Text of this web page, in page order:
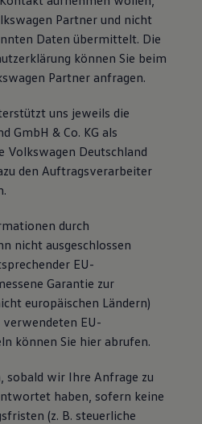
ab Werk
Partner und nicht
Daten übermittelt. Die
können Sie beim
Partner anfragen.
uns jeweils die
GmbH & Co. KG als
Volkswagen Deutschland
den Auftragsverarbeiter
durch
nicht ausgeschlossen
EU-
Garantie zur
europäischen Ländern)
verwendeten EU-
können Sie hier abrufen.
sobald wir Ihre Anfrage zu
haben, sofern keine
(z. B. steuerliche